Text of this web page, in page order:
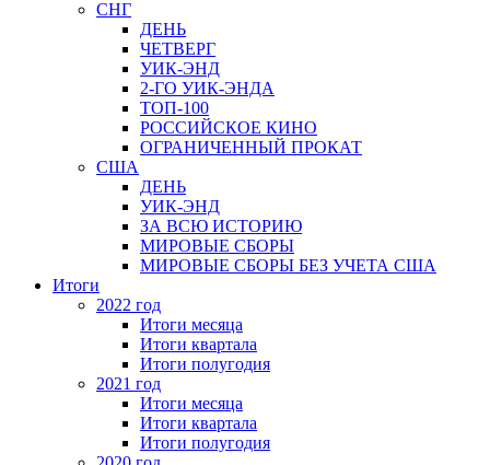
СНГ
ДЕНЬ
ЧЕТВЕРГ
УИК-ЭНД
2-ГО УИК-ЭНДА
ТОП-100
РОССИЙСКОЕ КИНО
ОГРАНИЧЕННЫЙ ПРОКАТ
США
ДЕНЬ
УИК-ЭНД
ЗА ВСЮ ИСТОРИЮ
МИРОВЫЕ СБОРЫ
МИРОВЫЕ СБОРЫ БЕЗ УЧЕТА США
Итоги
2022 год
Итоги месяца
Итоги квартала
Итоги полугодия
2021 год
Итоги месяца
Итоги квартала
Итоги полугодия